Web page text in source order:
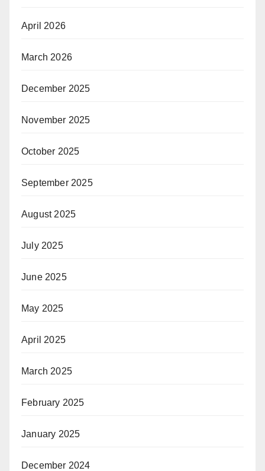
April 2026
March 2026
December 2025
November 2025
October 2025
September 2025
August 2025
July 2025
June 2025
May 2025
April 2025
March 2025
February 2025
January 2025
December 2024